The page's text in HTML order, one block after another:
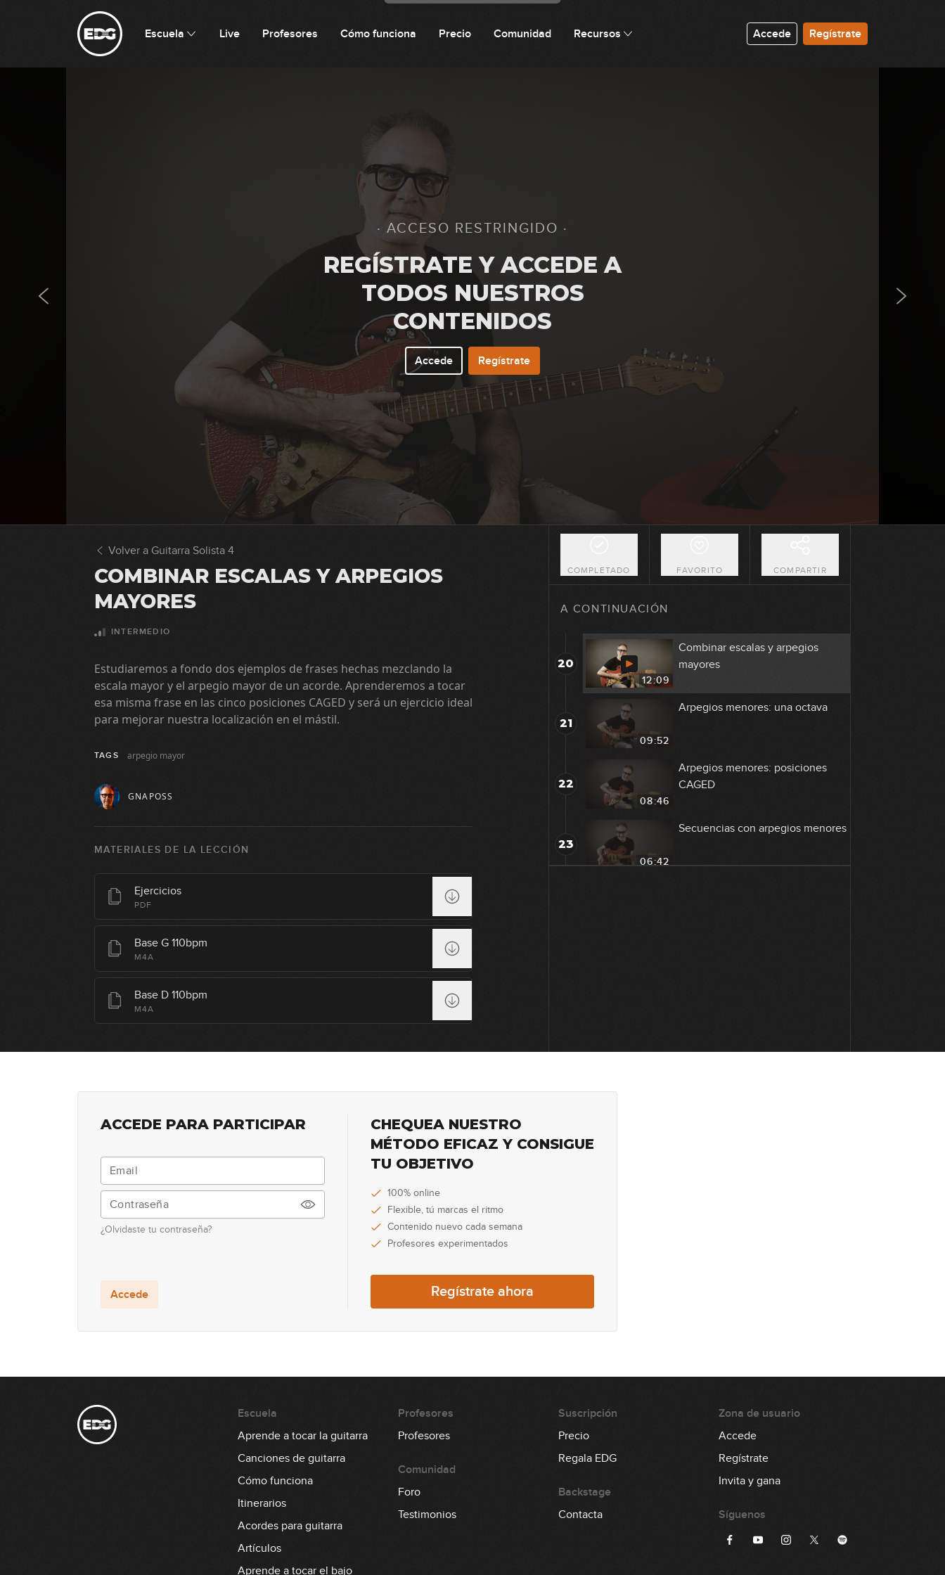
Escuela Live Profesores Cómo funciona Precio Comunidad Recursos Accede Regístrate
· ACCESO RESTRINGIDO ·
REGÍSTRATE Y ACCEDE A
TODOS NUESTROS
CONTENIDOS
Accede Regístrate
Volver a Guitarra Solista 4
COMBINAR ESCALAS Y ARPEGIOS
MAYORES
INTERMEDIO
Estudiaremos a fondo dos ejemplos de frases hechas mezclando la
escala mayor y el arpegio mayor de un acorde. Aprenderemos a tocar
esa misma frase en las cinco posiciones CAGED y será un ejercicio ideal
para mejorar nuestra localización en el mástil.
TAGS arpegio mayor
GNAPOSS
MATERIALES DE LA LECCIÓN
Ejercicios
PDF
Base G 110bpm
M4A
Base D 110bpm
M4A
COMPLETADO FAVORITO COMPARTIR
A CONTINUACIÓN
Escala mixolidia: posiciones 2, 4 y
14
07:25
Blues
Arpegios mayores: posiciones del
Secuencias con arpegios mayores
19
Fraseo con arpegios mayores
20
12:09
Combinar escalas y arpegios
mayores
21
09:52
Arpegios menores: una octava
22
08:46
Arpegios menores: posiciones
CAGED
23
06:42
Secuencias con arpegios menores
ACCEDE PARA PARTICIPAR
¿Olvidaste tu contraseña?
Accede
CHEQUEA NUESTRO
MÉTODO EFICAZ Y CONSIGUE
TU OBJETIVO
100% online
Flexible, tú marcas el ritmo
Contenido nuevo cada semana
Profesores experimentados
Regístrate ahora
Escuela
Aprende a tocar la guitarra
Canciones de guitarra
Cómo funciona
Itinerarios
Acordes para guitarra
Artículos
Aprende a tocar el bajo
Profesores
Profesores
Comunidad
Foro
Testimonios
Suscripción
Precio
Regala EDG
Backstage
Contacta
Zona de usuario
Accede
Regístrate
Invita y gana
Síguenos